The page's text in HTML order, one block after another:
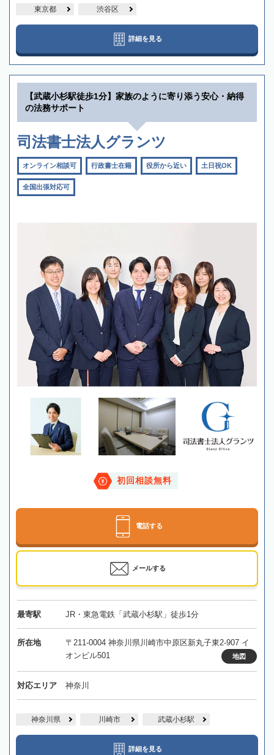
東京都 渋谷区
詳細を見る
【武蔵小杉駅徒歩1分】家族のように寄り添う安心・納得
の法務サポート
司法書士法人グランツ
オンライン相談可 行政書士在籍 役所から近い 土日祝OK
全国出張対応可
初回相談無料
電話する
メールする
最寄駅 JR・東急電鉄「武蔵小杉駅」徒歩1分
所在地
〒211-0004 神奈川県川崎市中原区新丸子東2-907 イ
オンビル501
地図
対応エリア 神奈川
神奈川県 川崎市 武蔵小杉駅
詳細を見る